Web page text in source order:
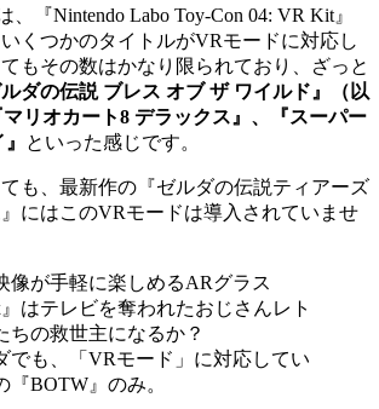
、『Nintendo Labo Toy-Con 04: VR Kit』
くつかのタイトルがVRモードに対応し
もその数はかなり限られており、ざっと
ルダの伝説 ブレス オブ ザ ワイルド』（以
リオカート8 デラックス』、『スーパー
といった感じです。
も、最新作の『ゼルダの伝説ティアーズ
にはこのVRモードは導入されていませ
でも、「VRモード」に対応してい
『BOTW』のみ。